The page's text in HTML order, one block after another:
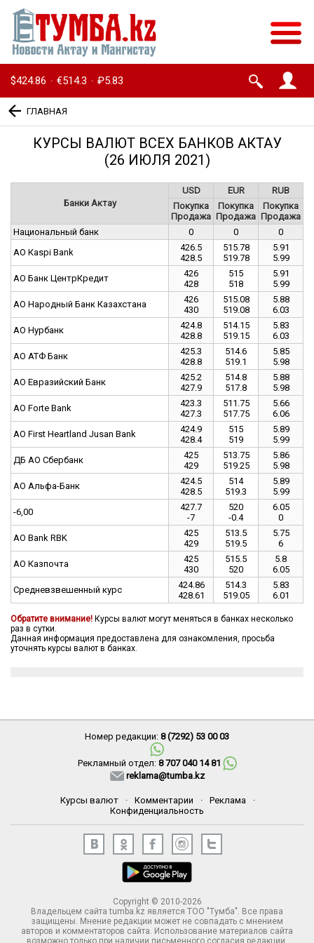
$424.86 · €514.3 · ₽5.83
ГЛАВНАЯ
КУРСЫ ВАЛЮТ ВСЕХ БАНКОВ АКТАУ
(26 ИЮЛЯ 2021)
Банки Актау
USD EUR
RUB
Покупка
Продажа
Покупка
Продажа
Покупка
Продажа
Национальный банк
0 0
0
АО Каspi Bank
426.5
428.5
515.78
519.78
5.91
5.99
АО Банк ЦентрКредит
426
428
515
518
5.91
5.99
АО Народный Банк Казахстана
426
430
515.08
519.08
5.88
6.03
АО Нурбанк
424.8
428.8
514.15
519.15
5.83
6.03
АО АТФ Банк
425.3
428.8
514.6
519.1
5.85
5.98
АО Евразийский Банк
425.2
427.9
514.8
517.8
5.88
5.98
АО Forte Bank
423.3
427.3
511.75
517.75
5.66
6.06
АО First Heartland Jusan Bank
424.9
428.4
515
519
5.89
5.99
ДБ АО Сбербанк
425
429
513.75
519.25
5.86
5.98
АО Альфа-Банк
424.5
428.5
514
519.3
5.89
5.99
-6,00
427.7
-7
520
-0.4
6.05
0
АО Bank RBK
425
429
513.5
519.5
5.75
6
АО Казпочта
425
430
515.5
520
5.8
6.05
Средневзвешенный курс
424.86
428.61
514.3
519.05
5.83
6.01
Обратите внимание! Курсы валют могут меняться в банках несколько
раз в сутки.
Данная информация предоставлена для ознакомления, просьба
уточнять курсы валют в банках.
Номер редакции: 8 (7292) 53 00 03
Рекламный отдел: 8 707 040 14 81
reklama@tumba.kz
Курсы валют · Комментарии · Реклама
·
Конфиденциальность
Copyright © 2010-2026
Владельцем сайта tumba.kz является ТОО "Тумба". Все права
защищены. Мнение редакции может не совпадать с мнением
авторов и комментаторов сайта. Использование материалов сайта